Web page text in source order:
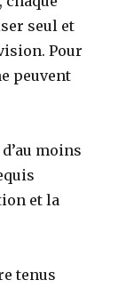
seul et
Pour
peuvent
moins
et la
tenus